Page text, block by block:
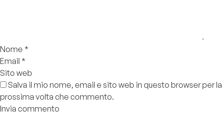
Nome *
Email *
Sito web
Salva il mio nome, email e sito web in questo browser per la
prossima volta che commento.